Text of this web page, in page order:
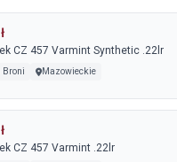
CZ 457 Varmint Synthetic .22lr
Broni Mazowieckie
CZ 457 Varmint .22lr